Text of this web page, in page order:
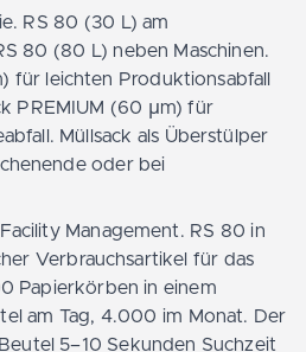
RS 80 (30 L) am
80 (80 L) neben Maschinen.
für leichten Produktionsabfall
PREMIUM (60 µm) für
Müllsack als Überstülper
oder bei
Management. RS 80 in
Verbrauchsartikel für das
Papierkörben in einem
am Tag, 4.000 im Monat. Der
5–10 Sekunden Suchzeit